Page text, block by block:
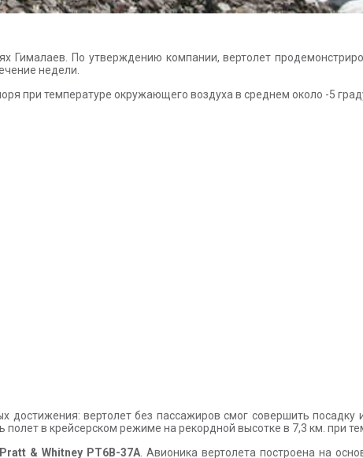
Гималаев. По утверждению компании, вертолет
недели.
при температуре окружающего воздуха в среднем около -5
вертолет без пассажиров смог совершить посадку
в крейсерском режиме на рекордной высотке в 7,3 км. при
Pratt & Whitney PT6B-37A. Авионика вертолета построена на